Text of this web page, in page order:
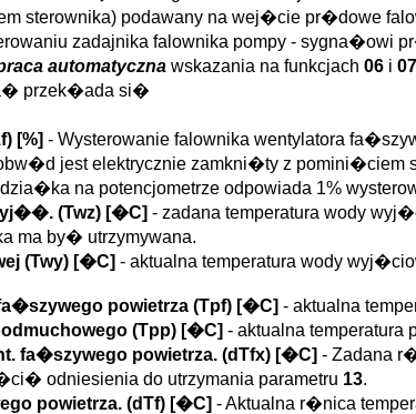
sterownika) podawany na wej�cie pr�dowe
zadajnika falownika pompy - sygna�owi
automatyczna wskazania na funkcjach 06 i 07
przek�ada si�
) [%] - Wysterowanie falownika wentylatora
jest elektrycznie zamkni�ty z pomini�ciem
na potencjometrze odpowiada 1%
(Twz) [�C] - zadana temperatura wody
ma by� utrzymywana.
(Twy) [�C] - aktualna temperatura wody
powietrza (Tpf) [�C] - aktualna
(Tpp) [�C] - aktualna temperatura
fa�szywego powietrza. (dTfx) [�C] - Zadana
odniesienia do utrzymania parametru 13.
powietrza. (dTf) [�C] - Aktualna r�nica